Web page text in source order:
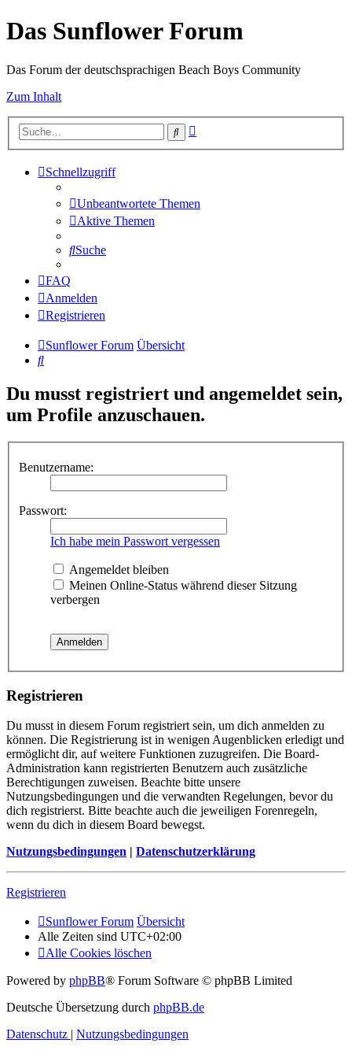
Das Sunflower Forum
Das Forum der deutschsprachigen Beach Boys Community
Zum Inhalt
Suche
Schnellzugriff
Unbeantwortete Themen
Aktive Themen
Suche
FAQ
Anmelden
Registrieren
Sunflower Forum Übersicht
Suche
Du musst registriert und angemeldet sein,
um Profile anzuschauen.
Benutzername:
Passwort:
Ich habe mein Passwort vergessen
Angemeldet bleiben
Meinen Online-Status während dieser Sitzung
verbergen
Registrieren
Du musst in diesem Forum registriert sein, um dich anmelden zu
können. Die Registrierung ist in wenigen Augenblicken erledigt und
ermöglicht dir, auf weitere Funktionen zuzugreifen. Die Board-
Administration kann registrierten Benutzern auch zusätzliche
Berechtigungen zuweisen. Beachte bitte unsere
Nutzungsbedingungen und die verwandten Regelungen, bevor du
dich registrierst. Bitte beachte auch die jeweiligen Forenregeln,
wenn du dich in diesem Board bewegst.
Nutzungsbedingungen | Datenschutzerklärung
Registrieren
Sunflower Forum Übersicht
Alle Zeiten sind UTC+02:00
Alle Cookies löschen
Powered by phpBB® Forum Software © phpBB Limited
Deutsche Übersetzung durch phpBB.de
Datenschutz | Nutzungsbedingungen